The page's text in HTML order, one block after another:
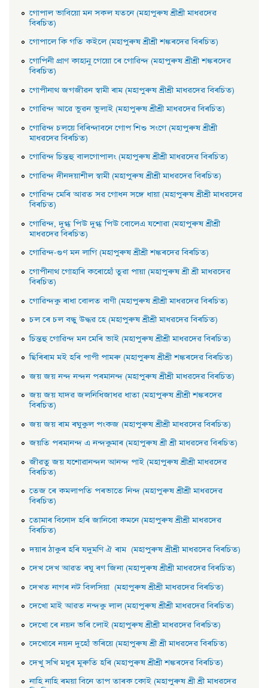
গােপাল ভাবিয়ো মন সকল যতনে (মহাপুৰুষ শ্ৰীশ্ৰী মাধৱদেৱ
বিৰচিত)
গােপালে কি গতি কইলে (মহাপুৰুষ শ্ৰীশ্ৰী শঙ্কৰদেৱ বিৰচিত)
গােপিনী প্রাণ কাহানু গেয়ো ৰে গােৱিন্দ (মহাপুৰুষ শ্ৰীশ্ৰী শঙ্কৰদেৱ
বিৰচিত)
গােপীনাথ জগজীৱন স্বামী ৰাম (মহাপুৰুষ শ্ৰীশ্ৰী মাধৱদেৱ বিৰচিত)
গােৱিন্দ আৱে ভুৱন ভুলাই (মহাপুৰুষ শ্ৰীশ্ৰী মাধৱদেৱ বিৰচিত)
গােৱিন্দ চলয়ে বিৰিন্দাবনে গােপ শিশু সংগে (মহাপুৰুষ শ্ৰীশ্ৰী
মাধৱদেৱ বিৰচিত)
গােৱিন্দ চিন্তহু বালগােপালং (মহাপুৰুষ শ্ৰীশ্ৰী মাধৱদেৱ বিৰচিত)
গােৱিন্দ দীনদয়াশীল স্বামী (মহাপুৰুষ শ্ৰীশ্ৰী মাধৱদেৱ বিৰচিত)
গােৱিন্দ মেৰি আৱত সৱ গােধন সঙ্গে ধায়া (মহাপুৰুষ শ্ৰীশ্ৰী মাধৱদেৱ
বিৰচিত)
গােৱিন্দ, দুগ্ধ পিউ দুগ্ধ পিউ বােলেএ যশােৱা (মহাপুৰুষ শ্ৰীশ্ৰী
মাধৱদেৱ বিৰচিত)
গােৱিন্দ-গুণ মন লাগি (মহাপুৰুষ শ্ৰীশ্ৰী শঙ্কৰদেৱ বিৰচিত)
গােপীনাথ গােহাৰি কৰােহোঁ তুৱা পায়া (মহাপুৰুষ শ্ৰী শ্ৰী মাধৱদেৱ
বিৰচিত)
গােৱিন্দকু ৰাধা বােলত বাণী (মহাপুৰুষ শ্ৰীশ্ৰী মাধৱদেৱ বিৰচিত)
চল ৰে চল বন্ধু উদ্ধৱ হে (মহাপুৰুষ শ্ৰীশ্ৰী মাধৱদেৱ বিৰচিত)
চিন্তহু গােৱিন্দ মন মেৰি ভাই (মহাপুৰুষ শ্ৰীশ্ৰী মাধৱদেৱ বিৰচিত)
ছিৰিৰাম মই হৰি পাপী পামৰু (মহাপুৰুষ শ্ৰীশ্ৰী শঙ্কৰদেৱ বিৰচিত)
জয় জয় নন্দ নন্দন পৰমানন্দ (মহাপুৰুষ শ্ৰীশ্ৰী মাধৱদেৱ বিৰচিত)
জয় জয় যাদৱ জলনিধিজাধৱ ধাতা (মহাপুৰুষ শ্ৰীশ্ৰী শঙ্কৰদেৱ
বিৰচিত)
জয় জয় ৰাম ৰঘুকুল পংকজ (মহাপুৰুষ শ্ৰীশ্ৰী মাধৱদেৱ বিৰচিত)
জয়তি পৰমানন্দ এ নন্দকুমাৰ (মহাপুৰুষ শ্ৰী শ্ৰী মাধৱদেৱ বিৰচিত)
জীৱতু জয় যশােৱানন্দন আনন্দ পাই (মহাপুৰুষ শ্ৰীশ্ৰী মাধৱদেৱ
বিৰচিত)
তেজ ৰে কমলাপতি পৰভাতে নিন্দ (মহাপুৰুষ শ্ৰীশ্ৰী মাধৱদেৱ
বিৰচিত)
তােমাৰ বিনােদ হৰি জানিবো কমনে (মহাপুৰুষ শ্ৰীশ্ৰী মাধৱদেৱ
বিৰচিত)
দয়াৰ ঠাকুৰ হৰি যদুমণি ঐ ৰাম (মহাপুৰুষ শ্ৰীশ্ৰী মাধৱদেৱ বিৰচিত)
দেখ দেখ আৱত ৰঘু ৰণ জিনা (মহাপুৰুষ শ্ৰীশ্ৰী মাধৱদেৱ বিৰচিত)
দেখত নাগৰ নট বিলসিয়া (মহাপুৰুষ শ্ৰীশ্ৰী মাধৱদেৱ বিৰচিত)
দেখাে মাই আৱত নন্দকু লাল (মহাপুৰুষ শ্ৰীশ্ৰী মাধৱদেৱ বিৰচিত)
দেখাে ৰে নয়ন ভৰি লােই (মহাপুৰুষ শ্ৰীশ্ৰী মাধৱদেৱ বিৰচিত)
দেখােৰে নয়ন দুহোঁ ভৰিয়ে (মহাপুৰুষ শ্ৰী শ্ৰী মাধৱদেৱ বিৰচিত)
দেখু সখি মধুৰ মূৰুতি হৰি (মহাপুৰুষ শ্ৰীশ্ৰী শঙ্কৰদেৱ বিৰচিত)
নাহি নাহি ৰময়া বিনে তাপ তাৰক কোই (মহাপুৰুষ শ্ৰী শ্ৰী মাধৱদেৱ